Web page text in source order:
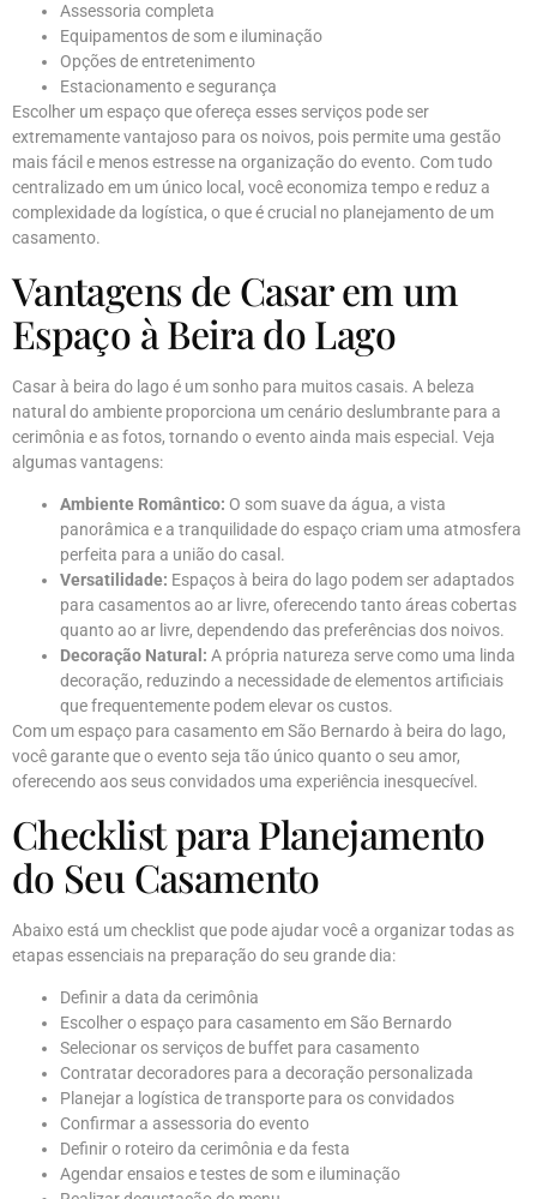
Assessoria completa
Equipamentos de som e iluminação
Opções de entretenimento
Estacionamento e segurança
Escolher um espaço que ofereça esses serviços pode ser
extremamente vantajoso para os noivos, pois permite uma gestão
mais fácil e menos estresse na organização do evento. Com tudo
centralizado em um único local, você economiza tempo e reduz a
complexidade da logística, o que é crucial no planejamento de um
casamento.
Vantagens de Casar em um
Espaço à Beira do Lago
Casar à beira do lago é um sonho para muitos casais. A beleza
natural do ambiente proporciona um cenário deslumbrante para a
cerimônia e as fotos, tornando o evento ainda mais especial. Veja
algumas vantagens:
Ambiente Romântico: O som suave da água, a vista
panorâmica e a tranquilidade do espaço criam uma atmosfera
perfeita para a união do casal.
Versatilidade: Espaços à beira do lago podem ser adaptados
para casamentos ao ar livre, oferecendo tanto áreas cobertas
quanto ao ar livre, dependendo das preferências dos noivos.
Decoração Natural: A própria natureza serve como uma linda
decoração, reduzindo a necessidade de elementos artificiais
que frequentemente podem elevar os custos.
Com um espaço para casamento em São Bernardo à beira do lago,
você garante que o evento seja tão único quanto o seu amor,
oferecendo aos seus convidados uma experiência inesquecível.
Checklist para Planejamento
do Seu Casamento
Abaixo está um checklist que pode ajudar você a organizar todas as
etapas essenciais na preparação do seu grande dia:
Definir a data da cerimônia
Escolher o espaço para casamento em São Bernardo
Selecionar os serviços de buffet para casamento
Contratar decoradores para a decoração personalizada
Planejar a logística de transporte para os convidados
Confirmar a assessoria do evento
Definir o roteiro da cerimônia e da festa
Agendar ensaios e testes de som e iluminação